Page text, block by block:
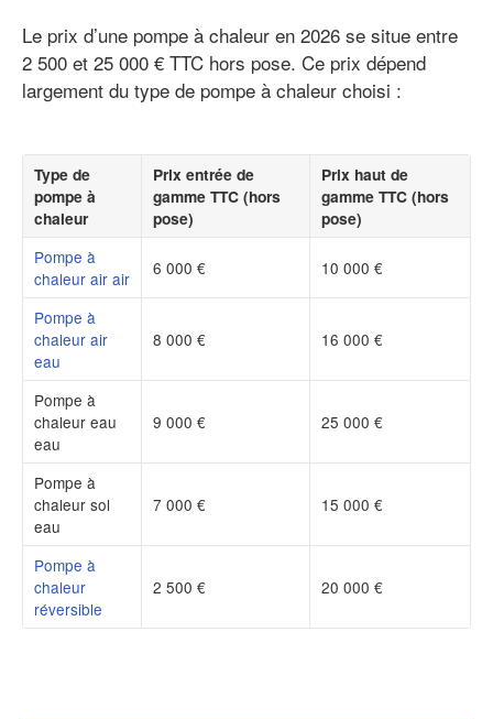
Le prix d’une pompe à chaleur en 2026 se situe entre
2 500 et 25 000 € TTC hors pose. Ce prix dépend
largement du type de pompe à chaleur choisi :
Type de
pompe à
chaleur
Prix entrée de
gamme TTC (hors
pose)
Prix haut de
gamme TTC (hors
pose)
Pompe à
chaleur air air
6 000 € 10 000 €
Pompe à
chaleur air
eau
8 000 € 16 000 €
Pompe à
chaleur eau
eau
9 000 € 25 000 €
Pompe à
chaleur sol
eau
7 000 € 15 000 €
Pompe à
chaleur
réversible
2 500 € 20 000 €